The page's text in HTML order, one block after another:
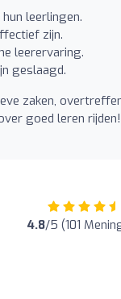
leerlingen.
zijn.
leerervaring.
geslaagd.
zaken,
goed leren rijden!
4.8/5 (101